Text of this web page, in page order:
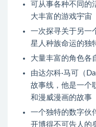
可从事各种不同的
大丰富的游戏宇宙
一次探寻关于另一
星人种族命运的独
大量丰富的角色各
由达尔科·马可（
故事线，他是一个
和漫威漫画的故事
一个独特的数字伙
开博得不可告人的